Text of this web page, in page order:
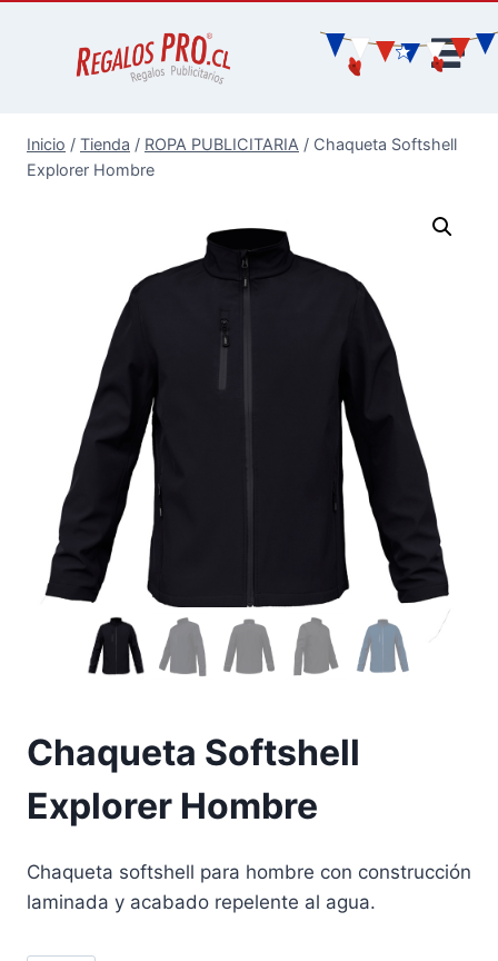
Inicio / Tienda / ROPA PUBLICITARIA / Chaqueta Softshell
Explorer Hombre
Chaqueta Softshell
Explorer Hombre
Chaqueta softshell para hombre con construcción
laminada y acabado repelente al agua.